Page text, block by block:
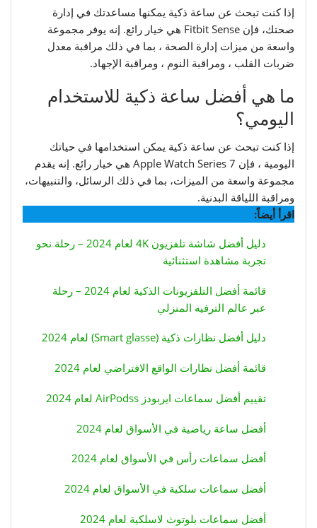
إذا كنت تبحث عن ساعة ذكية يمكنها مساعدتك في إدارة
صحتك، فإن Fitbit Sense هي خيار رائع. إنه يوفر مجموعة
واسعة من ميزات إدارة الصحة ، بما في ذلك مراقبة معدل
ضربات القلب ، ومراقبة النوم ، ومراقبة الإجهاد.
ما هي أفضل ساعة ذكية للاستخدام
اليومي؟
إذا كنت تبحث عن ساعة ذكية يمكن استخدامها في حياتك
اليومية ، فإن Apple Watch Series 7 هي خيار رائع. إنه يقدم
مجموعة واسعة من الميزات، بما في ذلك الرسائل، والتنبيهات،
ومراقبة اللياقة البدنية.
اقرأ أيضاً:
دليل أفضل شاشة تلفزيون 4K لعام 2024 – رحلة نحو
تجربة مشاهدة استثنائية
قائمة أفضل التلفزيونات الذكية لعام 2024 – رحلة
عبر عالم الترفيه المنزلي
دليل أفضل نظارات ذكية (Smart glasse) لعام 2024
قائمة أفضل نظارات الواقع الافتراضي لعام 2024
تقييم أفضل سماعات ايربودز AirPodss لعام 2024
أفضل ساعة رياضية في الأسواق لعام 2024
أفضل سماعات رأس في الأسواق لعام 2024
أفضل سماعات سلكية في الأسواق لعام 2024
أفضل سماعات بلوتوث لاسلكية لعام 2024